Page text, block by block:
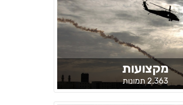
מקצועות
2,363 תמונות